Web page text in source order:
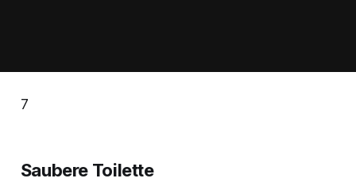
7
Saubere Toilette